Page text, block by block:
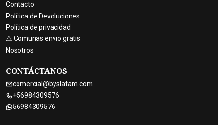
Contacto
Política de Devoluciones
Política de privacidad
⚠ Comunas envío gratis
Nosotros
CONTÁCTANOS
comercial@byslatam.com
+56984309576
56984309576